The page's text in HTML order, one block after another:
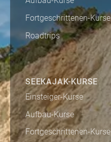
Fortgeschrittenen-Kurse
Roadtrips
SEEKAJAK-KURSE
Einsteiger-Kurse
Aufbau-Kurse
Fortgeschrittenen-Kurse